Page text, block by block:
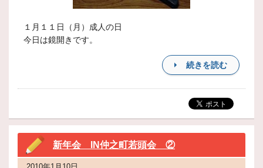
１月１１日（月）成人の日
今日は鏡開きです。
続きを読む
新年会 IN仲之町若頭会 ②